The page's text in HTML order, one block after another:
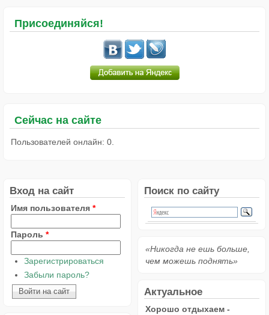
Присоединяйся!
Сейчас на сайте
Пользователей онлайн: 0.
Вход на сайт
Имя пользователя *
Пароль *
Зарегистрироваться
Забыли пароль?
Поиск по сайту
«Никогда не ешь больше,
чем можешь поднять»
Актуальное
Хорошо отдыхаем -